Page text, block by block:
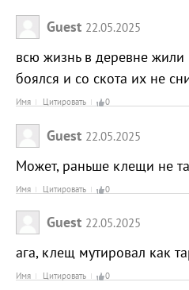
Guest 22.05.2025
всю жизнь в деревне
боялся и со скота их не
Имя Цитировать 0
Guest 22.05.2025
Может, раньше клещи не
Имя Цитировать 0
Guest 22.05.2025
ага, клещ мутировал как
Имя Цитировать 0